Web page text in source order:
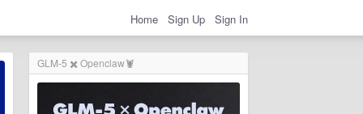
Home Sign Up Sign In
GLM-5 ✖️ Openclaw🦞